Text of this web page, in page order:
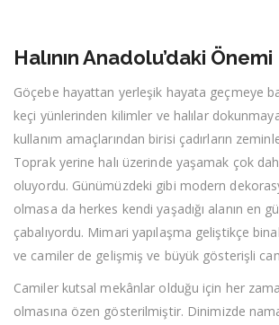
Halının Anadolu’daki Önemi
Göçebe hayattan yerleşik hayata geçmeye
keçi yünlerinden kilimler ve halılar
kullanım amaçlarından birisi çadırların
Toprak yerine halı üzerinde yaşamak çok
oluyordu. Günümüzdeki gibi modern
olmasa da herkes kendi yaşadığı alanın en
çabalıyordu. Mimari yapılaşma geliştikçe
ve camiler de gelişmiş ve büyük gösterişli
Camiler kutsal mekânlar olduğu için her
olmasına özen gösterilmiştir. Dinimizde